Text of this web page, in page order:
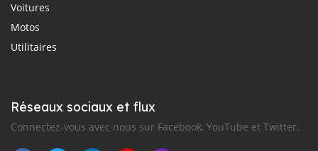
Voitures
Motos
Utilitaires
Réseaux sociaux et flux
Connectez-vous avec nous sur Facebook, YouTube et Twitter.